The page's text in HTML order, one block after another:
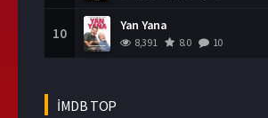
10 Yan Yana
8,391 8.0 10
İMDB TOP